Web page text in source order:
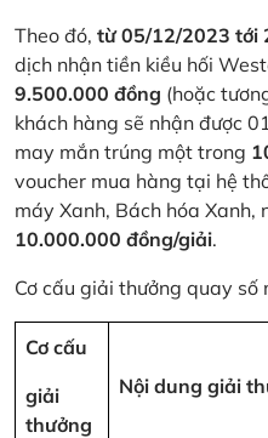
Theo đó, từ 05/12/2023 tới
dịch nhận tiền kiều hối
9.500.000 đồng (hoặc
khách hàng sẽ nhận được
may mắn trúng một trong
voucher mua hàng tại hệ
máy Xanh, Bách hóa
10.000.000 đồng/giải.
Cơ cấu giải thưởng quay số
Cơ cấu
giải
thưởng
Nội dung giải